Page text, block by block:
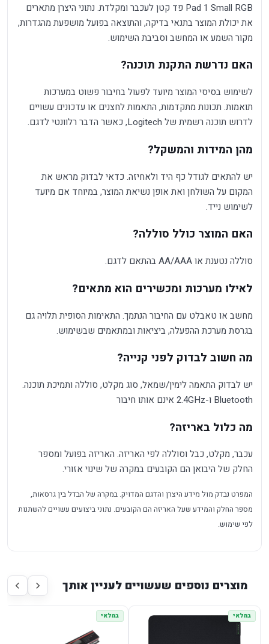
Pad 1 Small RGB פד קטן לעכבר ומקלדת. נתוני היצרן מתארים
את יכולת המוצר בתנאי בדיקה, והתוצאה בפועל מושפעת מהגדרות,
מקור השמע או המחשב וסביבת השימוש.
האם נדרשת התקנת תוכנה?
לשימוש בסיסי המוצר מיועד לפעול בחיבור פשוט במערכות
תואמות. תכונות מתקדמות, התאמות לחצנים או עדכונים עשויים
לדרוש תוכנה רשמית של Logitech, כאשר הדבר רלוונטי לדגם.
מהן המידות והמשקל?
יש להתאים לגודל כף היד ולאחיזה. כדאי לבדוק מראש את
המקום על השולחן ואת אופן נשיאת המוצר, במיוחד אם מיועד
לשימוש נייד.
האם המוצר כולל סוללה?
סוללה נטענת או AA/AAA בהתאם לדגם.
לאילו מערכות ומכשירים הוא מתאים?
מחשב או טאבלט עם החיבור הנתמך. התאימות הסופית תלויה גם
בגרסת מערכת ההפעלה, ביציאות ובמתאמים שבשימוש.
מה חשוב לבדוק לפני קנייה?
יש לבדוק התאמה לימין/שמאל, סוג מקלט, סוללה ותמיכת תוכנה.
Bluetooth ו-2.4GHz אינם אותו חיבור
מה כלול באריזה?
עכבר, מקלט, כבל וסוללה לפי האריזה. האריזה בפועל ומספר
החלק של היבואן הם הקובעים במקרה של שינוי אזורי.
המפרט נבדק מול מידע היצרן והדגם המדויק. במקרה של הבדל בין גרסאות,
מספר החלק והמידע שעל האריזה הם הקובעים. נתוני ביצועים עשויים להשתנות
לפי שימוש.
מוצרים נוספים שעשויים לעניין אותך
במלאי במלאי